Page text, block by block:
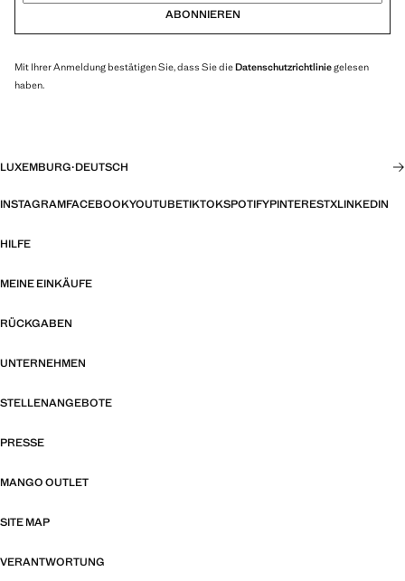
ABONNIEREN
Mit Ihrer Anmeldung bestätigen Sie, dass Sie dieDatenschutzrichtliniegelesen
haben.
LUXEMBURG·DEUTSCH
INSTAGRAMFACEBOOKYOUTUBETIKTOKSPOTIFYPINTERESTXLINKEDIN
HILFE
MEINE EINKÄUFE
RÜCKGABEN
UNTERNEHMEN
STELLENANGEBOTE
PRESSE
MANGO OUTLET
SITE MAP
VERANTWORTUNG